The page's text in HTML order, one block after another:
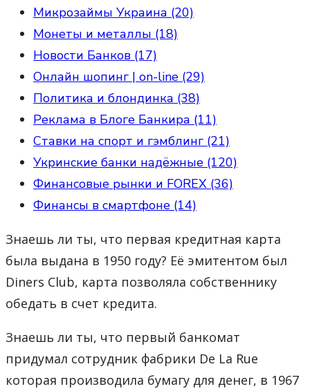
Микрозаймы Украина (20)
Монеты и металлы (18)
Новости Банков (17)
Онлайн шопинг | on-line (29)
Политика и блондинка (38)
Реклама в Блоге Банкира (11)
Ставки на спорт и гэмблинг (21)
Укринские банки надёжные (120)
Финансовые рынки и FOREX (36)
Финансы в смартфоне (14)
Знаешь ли ты, что первая кредитная карта
была выдана в 1950 году? Её эмитентом был
Diners Club, карта позволяла собственнику
обедать в счет кредита.
Знаешь ли ты, что первый банкомат
придумал сотрудник фабрики De La Rue
которая производила бумагу для денег, в 1967